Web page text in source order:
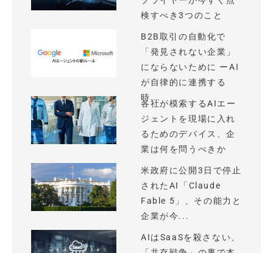
検すべき3つのこと
B2B取引の自動化で
「発見されない企業」
にならないために ーAI
が自律的に連携する
時...
各社が模索するAIエー
ジェントを現場に入れ
るためのデバイス、企
業は何を問うべきか
米政府に公開3日で停止
されたAI「Claude
Fable 5」、その能力と
企業が今...
AIはSaaSを殺さない、